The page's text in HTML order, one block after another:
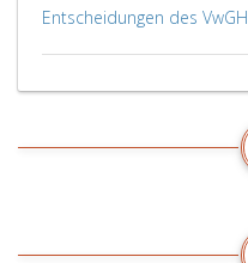
Entscheidungen des VwGH